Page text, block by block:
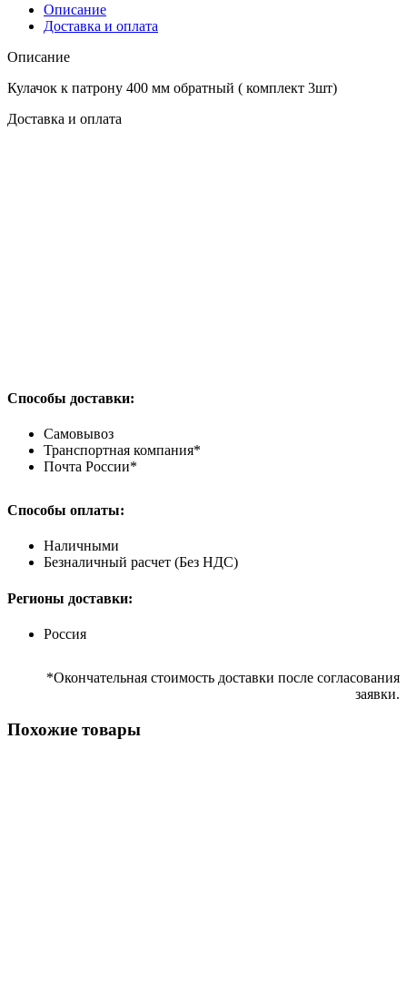
Описание
Доставка и оплата
Описание
Кулачок к патрону 400 мм обратный ( комплект 3шт)
Доставка и оплата
Способы доставки:
Самовывоз
Транспортная компания*
Почта России*
Способы оплаты:
Наличными
Безналичный расчет (Без НДС)
Регионы доставки:
Россия
*Окончательная стоимость доставки после согласования
заявки.
Похожие товары